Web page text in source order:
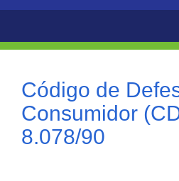
Código de
Consumidor
8.078/90